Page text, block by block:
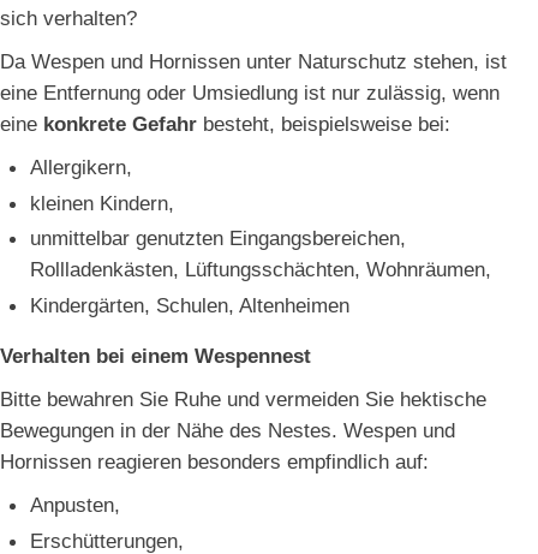
sich verhalten?
Da Wespen und Hornissen unter Naturschutz stehen, ist
eine Entfernung oder Umsiedlung ist nur zulässig, wenn
eine konkrete Gefahr besteht, beispielsweise bei:
Allergikern,
kleinen Kindern,
unmittelbar genutzten Eingangsbereichen,
Rollladenkästen, Lüftungsschächten, Wohnräumen,
Kindergärten, Schulen, Altenheimen
Verhalten bei einem Wespennest
Bitte bewahren Sie Ruhe und vermeiden Sie hektische
Bewegungen in der Nähe des Nestes. Wespen und
Hornissen reagieren besonders empfindlich auf:
Anpusten,
Erschütterungen,